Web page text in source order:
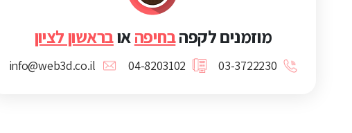
מוזמנים לקפהבחיפהאובראשון לציון
03-3722230
04-8203102
info@web3d.co.il